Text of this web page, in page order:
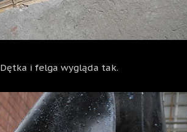
Dętka i felga wygląda tak.